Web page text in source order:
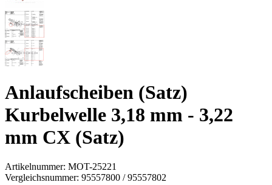
Anlaufscheiben (Satz)
Kurbelwelle 3,18 mm - 3,22
mm CX (Satz)
Artikelnummer: MOT-25221
Vergleichsnummer: 95557800 / 95557802